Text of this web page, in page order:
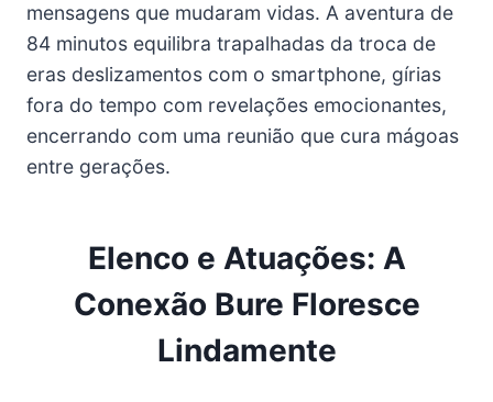
mensagens que mudaram vidas. A aventura de
84 minutos equilibra trapalhadas da troca de
eras deslizamentos com o smartphone, gírias
fora do tempo com revelações emocionantes,
encerrando com uma reunião que cura mágoas
entre gerações.
Elenco e Atuações: A
Conexão Bure Floresce
Lindamente